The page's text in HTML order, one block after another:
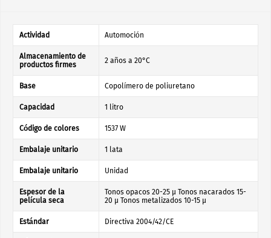
Actividad Automoción
Almacenamiento de
productos firmes
2 años a 20°C
Base Copolímero de poliuretano
Capacidad 1 litro
Código de colores 1537 W
Embalaje unitario 1 lata
Embalaje unitario Unidad
Espesor de la
película seca
Tonos opacos 20-25 µ Tonos nacarados 15-
20 µ Tonos metalizados 10-15 µ
Estándar Directiva 2004/42/CE